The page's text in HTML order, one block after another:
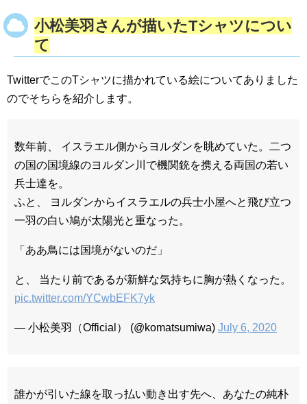
小松美羽さんが描いたTシャツについ
て
TwitterでこのTシャツに描かれている絵についてありました
のでそちらを紹介します。
数年前、 イスラエル側からヨルダンを眺めていた。二つ
の国の国境線のヨルダン川で機関銃を携える両国の若い
兵士達を。
ふと、 ヨルダンからイスラエルの兵士小屋へと飛び立つ
一羽の白い鳩が太陽光と重なった。
「ああ鳥には国境がないのだ」
と、 当たり前であるが新鮮な気持ちに胸が熱くなった。
pic.twitter.com/YCwbEFK7yk
— 小松美羽（Official） (@komatsumiwa) July 6, 2020
誰かが引いた線を取っ払い動き出す先へ、あなたの純朴